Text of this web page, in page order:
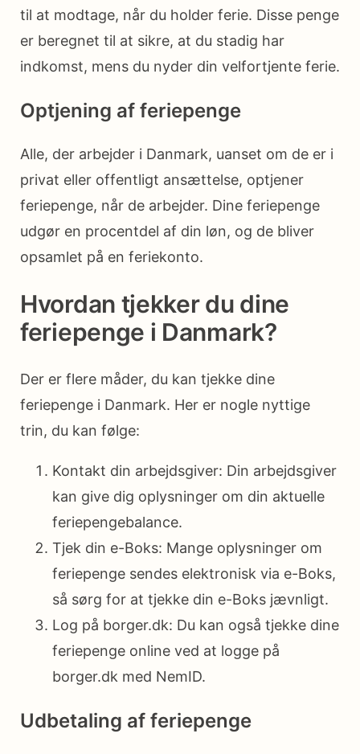
til at modtage, når du holder ferie. Disse penge
er beregnet til at sikre, at du stadig har
indkomst, mens du nyder din velfortjente ferie.
Optjening af feriepenge
Alle, der arbejder i Danmark, uanset om de er i
privat eller offentligt ansættelse, optjener
feriepenge, når de arbejder. Dine feriepenge
udgør en procentdel af din løn, og de bliver
opsamlet på en feriekonto.
Hvordan tjekker du dine
feriepenge i Danmark?
Der er flere måder, du kan tjekke dine
feriepenge i Danmark. Her er nogle nyttige
trin, du kan følge:
Kontakt din arbejdsgiver: Din arbejdsgiver
kan give dig oplysninger om din aktuelle
feriepengebalance.
Tjek din e-Boks: Mange oplysninger om
feriepenge sendes elektronisk via e-Boks,
så sørg for at tjekke din e-Boks jævnligt.
Log på borger.dk: Du kan også tjekke dine
feriepenge online ved at logge på
borger.dk med NemID.
Udbetaling af feriepenge